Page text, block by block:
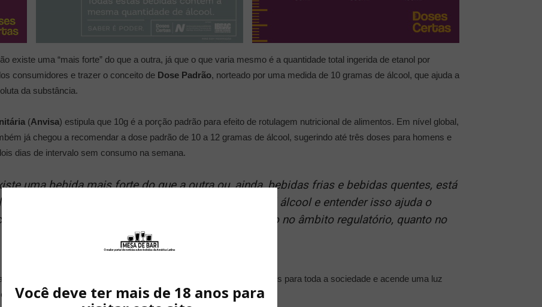
existe uma “mais forte” do que a outra, já que o que varia mesmo é a quantidade total ingerida de etanol por
consumidores e trazer o conceito de Dose Padrão, norteado por uma medida de 10 gramas de álcool, que ajuda a
da substância.
(Anvisa) estipula que 10g é a porção padrão para efeito de rotulagem nutricional de alimentos. Em nível global,
já chegou a recomendar a dose padrão de 10 a 12 gramas de álcool, sugerindo até três doses para homens e
dias de intervalo sem consumo na semana.
uma bebida mais forte do que a outra ou, ainda, bebidas frias e bebidas quentes, está
e traz consequências negativas para todos. Álcool é álcool e entender isso ajuda o
e a regular o mercado de forma isonômica, tanto no âmbito regulatório, quanto no
tributário”
Eduardo Cidade, presidente da ABBD
acredita que a correta informação ao consumidor traz benefícios para toda a sociedade e acende uma luz
consumidor faça escolhas conscientes.
Você deve ter mais de 18 anos para